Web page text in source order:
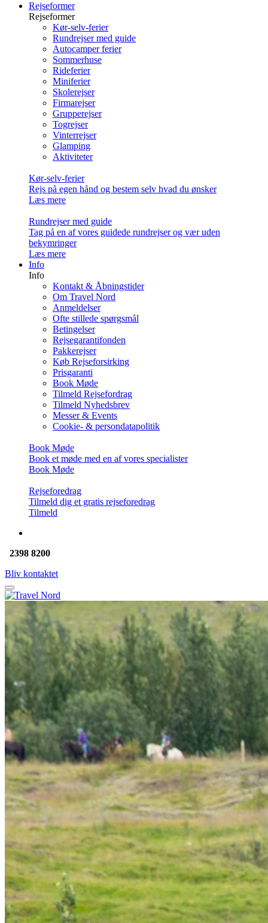
Rejseformer
Rejseformer
Kør-selv-ferier
Rundrejser med guide
Autocamper ferier
Sommerhuse
Rideferier
Miniferier
Skolerejser
Firmarejser
Grupperejser
Togrejser
Vinterrejser
Glamping
Aktiviteter
Kør-selv-ferier
Rejs på egen hånd og bestem selv hvad du ønsker
Læs mere
Rundrejser med guide
Tag på en af vores guidede rundrejser og vær uden
bekymringer
Læs mere
Info
Info
Kontakt & Åbningstider
Om Travel Nord
Anmeldelser
Ofte stillede spørgsmål
Betingelser
Rejsegarantifonden
Pakkerejser
Køb Rejseforsirking
Prisgaranti
Book Møde
Tilmeld Rejsefordrag
Tilmeld Nyhedsbrev
Messer & Events
Cookie- & persondatapolitik
Book Møde
Book et møde med en af vores specialister
Book Møde
Rejseforedrag
Tilmeld dig et gratis rejseforedrag
Tilmeld
2398 8200
Bliv kontaktet